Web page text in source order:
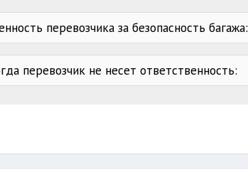
взиматься
вправе
перевозчика за безопасность багажа:
за непринятие
перевозчик не несет ответственность: